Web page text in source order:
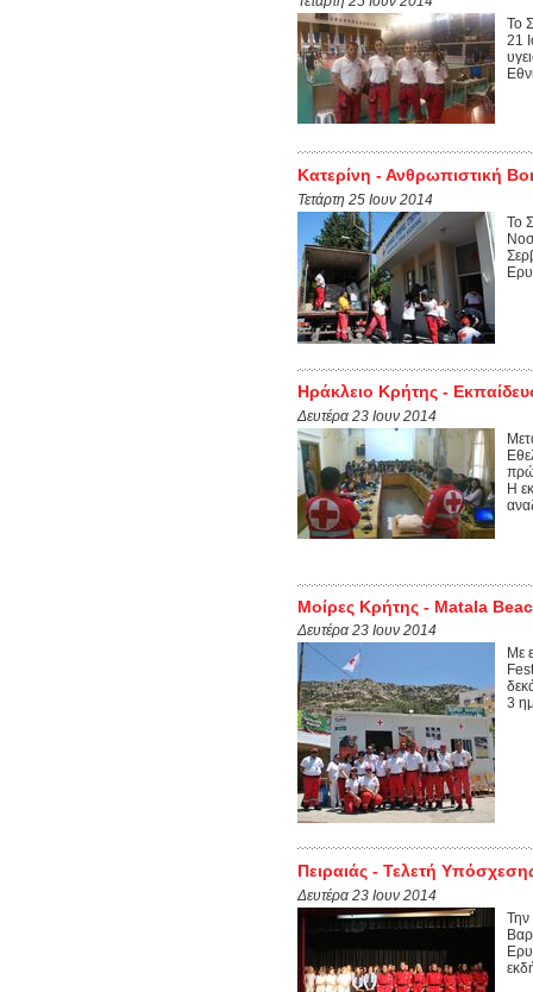
Το
21
Κατερίνη - Ανθρωπιστική
Τετάρτη 25 Ιουν 2014
Το
Ηράκλειο Κρήτης -
Δευτέρα 23 Ιουν 2014
Η
Μοίρες Κρήτης - Matala
Δευτέρα 23 Ιουν 2014
Με
3
Πειραιάς - Τελετή
Δευτέρα 23 Ιουν 2014
​​Την